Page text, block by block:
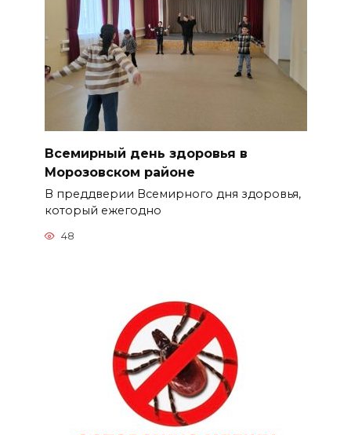
Всемирный день здоровья в
Морозовском районе
В преддверии Всемирного дня здоровья,
который ежегодно
48